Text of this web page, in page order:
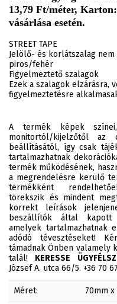
13,79 Ft/méter,
vásárlása esetén.
STREET TAPE
Jelölő- és korlátszalag nem
piros/fehér
Figyelmeztető szalagok
Ezek a szalagok elzárásra,
figyelmeztetésre
A termék képek
monitortól/kijelzőtől az
beállításától, így csak
tartalmazhatnak
termék működésének,
a megrendelésre kerülő
termékként
törekszik és mindent
korrekt leírások
beszállítók által kapott
amelyek tartalmazhatnak
adódó tévesztéseket!
támadnak Önben valamely
talál! KERESSE
József A. utca 66/5. +36 70
Méret: 70mm x